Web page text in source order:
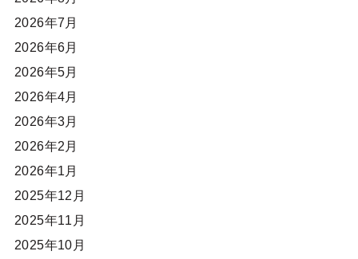
2026年7月
2026年6月
2026年5月
2026年4月
2026年3月
2026年2月
2026年1月
2025年12月
2025年11月
2025年10月